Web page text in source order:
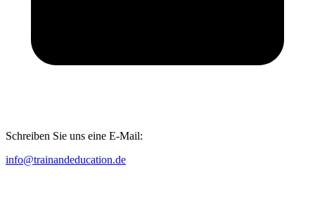
Schreiben Sie uns eine E-Mail:
info@trainandeducation.de